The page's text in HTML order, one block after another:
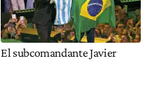
El subcomandante Javier